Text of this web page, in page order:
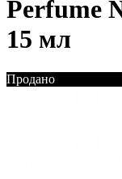
Perfume
15 мл
Продано